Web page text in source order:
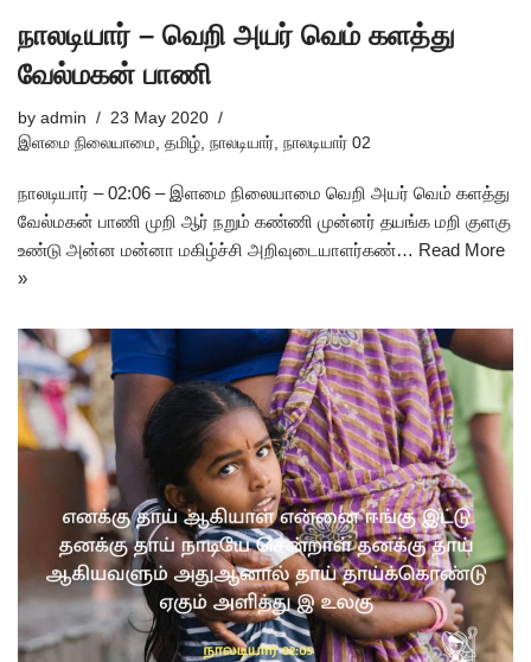
நாலடியார் – வெறி அயர் வெம் களத்து
வேல்மகன் பாணி
by admin
23 May 2020
இளமை நிலையாமை தமிழ் நாலடியார் நாலடியார் 02
நாலடியார் – 02:06 – இளமை நிலையாமை வெறி அயர் வெம் களத்து
வேல்மகன் பாணி முறி ஆர் நறும் கண்ணி முன்னர் தயங்க மறி குளகு
உண்டு அன்ன மன்னா மகிழ்ச்சி அறிவுடையாளர்கண்… Read More
»